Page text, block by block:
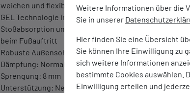
Weitere Informationen über die
Sie in unserer
Hier finden Sie eine Übersicht
Sie können Ihre Einwilligung zu
sich weitere Informationen
bestimmte Cookies auswählen.
Einwilligung erteilen und
weichen und flexiblen Tragekomfort
GEL Technologie im Rückfußbereich: Verbessert die
Stoßabsorption und sorgt für ein weicheres Gefühl
beim Fußauftritt
Robuste Außensohle
Dämpfung: Normal
Sprengung: 8 mm
Unterstützung: Neutral